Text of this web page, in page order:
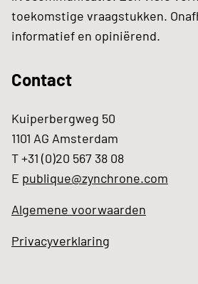
toekomstige vraagstukken.
informatief en opiniërend.
Contact
Kuiperbergweg 50
1101 AG Amsterdam
T +31 (0)20 567 38 08
E publique@zynchrone.com
Algemene voorwaarden
Privacyverklaring